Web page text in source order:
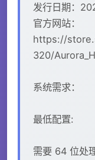
发行日期：
官方网站：
https://
320/
系统需求：
最低配置:
需要 64 位处